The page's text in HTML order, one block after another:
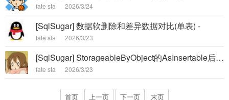
fate sta 2026/3/24
[SqlSugar] 数据软删除和差异数据对比(单表) -
fate sta 2026/3/23
[SqlSugar] StorageableByObject的AsInsertable后能不能加上OffIdentity，否则导入的id乱套了 -
fate sta 2026/3/23
首页 上一页 下一页 末页